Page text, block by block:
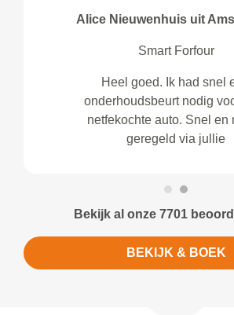
Alice Nieuwenhuis uit
Smart Forfour
Heel goed. Ik had snel
onderhoudsbeurt nodig
netfekochte auto. Snel en
geregeld via jullie
Bekijk al onze 7701
BEKIJK & BOEK